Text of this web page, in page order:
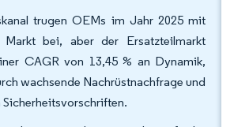
trugen OEMs im Jahr 2025 mit
bei, aber der Ersatzteilmarkt
CAGR von 13,45 % an Dynamik,
wachsende Nachrüstnachfrage und
Sicherheitsvorschriften.